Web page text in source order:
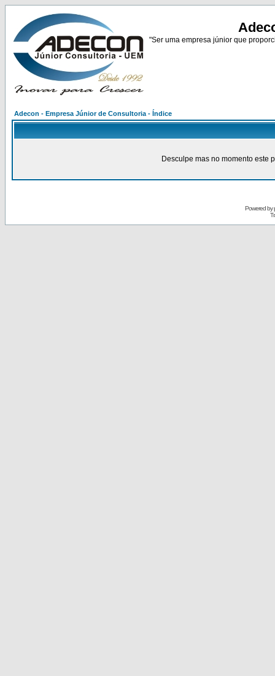
"Ser uma empresa júnior que
Adecon - Empresa Júnior de Consultoria - Índice
Desculpe mas no momento este
Powered by